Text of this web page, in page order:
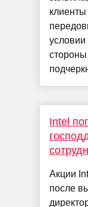
клиенты
условии
Intel
Акции
после